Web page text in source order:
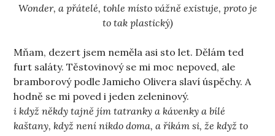
Wonder, a přátelé, tohle místo vážně existuje, proto je
to tak plastický)
Mňam, dezert jsem neměla asi sto let. Dělám ted
furt saláty. Těstovinový se mi moc nepoved, ale
bramborový podle Jamieho Olivera slaví úspěchy. A
hodně se mi poved i jeden zeleninový.
i když někdy tajně jím tatranky a kávenky a bílé
kaštany, když není nikdo doma, a říkám si, že když to